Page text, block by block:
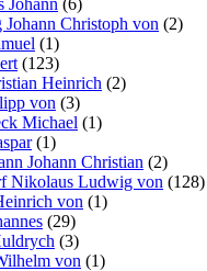
Johann Christoph von (2)
(1)
(123)
Heinrich (2)
von (3)
Michael (1)
(1)
Johann Christian (2)
Nikolaus Ludwig von (128)
von (1)
(29)
(3)
von (1)